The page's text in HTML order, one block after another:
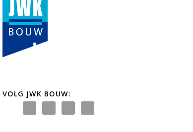
VOLG JWK BOUW: